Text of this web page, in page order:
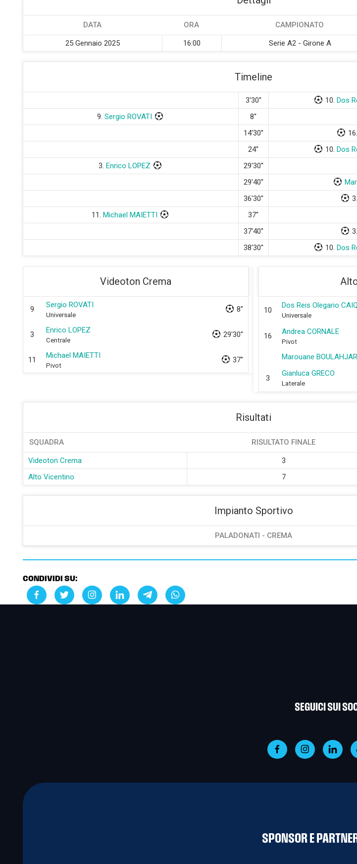
DATA ORA CAMPIONATO
25 Gennaio 2025 16:00 Serie A2 - Girone A
Timeline
3'30'' 10.Dos
9.Sergio ROVATI
8''
14'30''
16.
24''
10.Dos
3.Enrico LOPEZ
29'30''
29'40''
36'30''
11.Michael MAIETTI
37''
37'40''
38'30''
10.Dos
Videoton Crema
9 Sergio ROVATI
Universale
8''
3 Enrico LOPEZ
Centrale
29'30''
11 Michael MAIETTI
Pivot
37''
10
Dos Reis Olegario
Universale
16 Andrea CORNALE
Pivot
Marouane BOULAHJAR
3
Gianluca GRECO
Laterale
Risultati
SQUADRA RISULTATO FINALE
Videoton Crema 3
Alto Vicentino
7
Impianto Sportivo
PALADONATI - CREMA
CONDIVIDI SU:
SEGUICI SUI
SPONSOR E